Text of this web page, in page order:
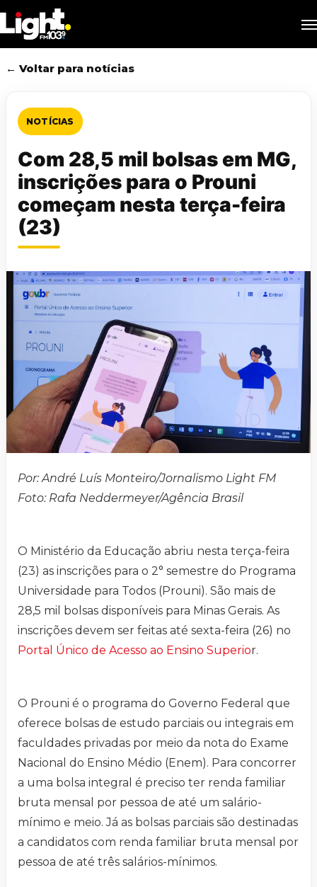
to
main
content
← Voltar para notícias
NOTÍCIAS
Com 28,5 mil bolsas em MG,
inscrições para o Prouni
começam nesta terça-feira
(23)
Por: André Luís Monteiro/Jornalismo Light FM
Foto: Rafa Neddermeyer/Agência Brasil
O Ministério da Educação abriu nesta terça-feira
(23) as inscrições para o 2° semestre do Programa
Universidade para Todos (Prouni). São mais de
28,5 mil bolsas disponíveis para Minas Gerais. As
inscrições devem ser feitas até sexta-feira (26) no
Portal Único de Acesso ao Ensino Superior.
O Prouni é o programa do Governo Federal que
oferece bolsas de estudo parciais ou integrais em
faculdades privadas por meio da nota do Exame
Nacional do Ensino Médio (Enem). Para concorrer
a uma bolsa integral é preciso ter renda familiar
bruta mensal por pessoa de até um salário-
mínimo e meio. Já as bolsas parciais são destinadas
a candidatos com renda familiar bruta mensal por
pessoa de até três salários-mínimos.